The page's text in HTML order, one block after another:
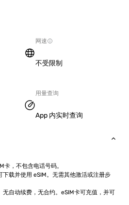
网速
不受限制
用量查询
App 内实时查询
卡，不包含电话号码。
下载并使用 eSIM。无需其他激活或注册步
无自动续费，无合约。eSIM卡可充值，并可